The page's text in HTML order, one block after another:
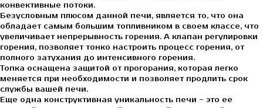
конвективные потоки.
Безусловным плюсом данной печи, является то, что она
обладает самым большим топливником в своем классе, что
увеличивает непрерывность горения. А клапан регулировки
горения, позволяет тонко настроить процесс горения, от
полного затухания до интенсивного горения.
Топка оснащена защитой от прогорания, которая легко
меняется при необходимости и позволяет продлить срок
службы вашей печи.
Еще одна конструктивная уникальность печи - это ее